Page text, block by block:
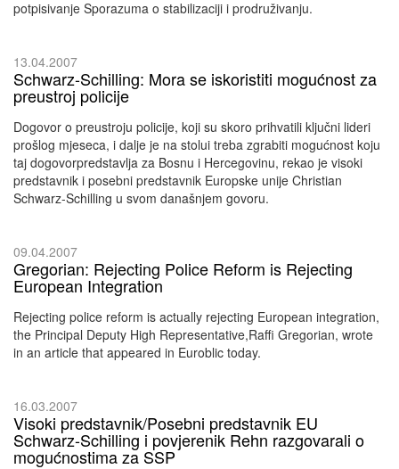
potpisivanje Sporazuma o stabilizaciji i prodruživanju.
13.04.2007
Schwarz-Schilling: Mora se iskoristiti mogućnost za
preustroj policije
Dogovor o preustroju policije, koji su skoro prihvatili ključni lideri
prošlog mjeseca, i dalje je na stolui treba zgrabiti mogućnost koju
taj dogovorpredstavlja za Bosnu i Hercegovinu, rekao je visoki
predstavnik i posebni predstavnik Europske unije Christian
Schwarz-Schilling u svom današnjem govoru.
09.04.2007
Gregorian: Rejecting Police Reform is Rejecting
European Integration
Rejecting police reform is actually rejecting European integration,
the Principal Deputy High Representative,Raffi Gregorian, wrote
in an article that appeared in Euroblic today.
16.03.2007
Visoki predstavnik/Posebni predstavnik EU
Schwarz-Schilling i povjerenik Rehn razgovarali o
mogućnostima za SSP